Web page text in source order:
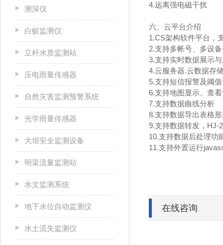
测深仪
白蚁监测仪
立杆水质监测站
压电雨量传感器
自然灾害监测预警系统
光学雨量传感器
大坝安全监测设备
明渠流量监测站
水文监测系统
地下水位自动监测仪
水土流失监测仪
4.远离强电磁干扰
六、云平台介绍
1.CS架构软件平台，
2.支持多帐号、多设
3.支持实时数据展示
4.云服务器.云数据存
5.支持短信报警及阈
6.支持地图显示、查
7.支持数据曲线分析
8.支持数据导出表格
9.支持数据转发，HJ-
10.支持数据后处理功
11.支持外置运行
在线咨询